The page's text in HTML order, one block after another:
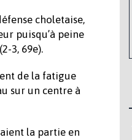
choletaise,
puisqu’à peine
3, 69e).
de la fatigue
sur un centre à
la partie en